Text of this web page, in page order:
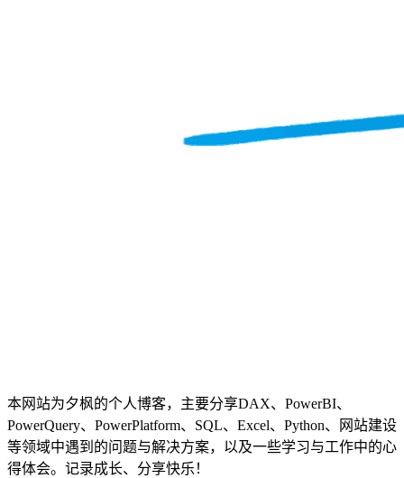
本网站为夕枫的个人博客，主要分享DAX、PowerBI、
PowerQuery、PowerPlatform、SQL、Excel、Python、网站建设
等领域中遇到的问题与解决方案，以及一些学习与工作中的心
得体会。记录成长、分享快乐！